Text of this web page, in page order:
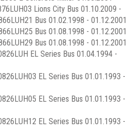
Lions City Bus 01.10.2009 -
Bus 01.02.1998 - 01.12.2001
Bus 01.08.1998 - 01.12.2001
Bus 01.08.1998 - 01.12.2001
EL Series Bus 01.04.1994 -
EL Series Bus 01.01.1993 -
EL Series Bus 01.01.1993 -
EL Series Bus 01.01.1993 -